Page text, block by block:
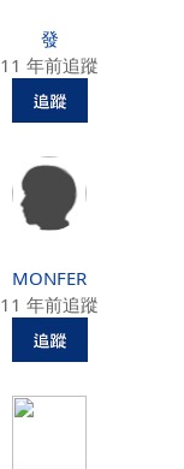
發
11 年前追蹤
MONFER
11 年前追蹤